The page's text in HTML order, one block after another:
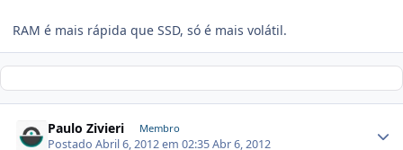
RAM é mais rápida que SSD, só é mais volátil.
Paulo Zivieri Membro
PostadoAbril 6, 2012 em 02:35Abr 6, 2012